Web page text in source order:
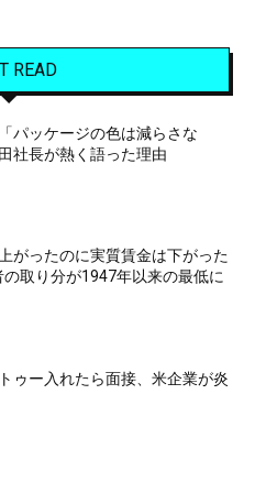
READ
パッケージの色は減らさな
社長が熱く語った理由
がったのに実質賃金は下がった
取り分が1947年以来の最低に
ゥー入れたら面接、米企業が炎